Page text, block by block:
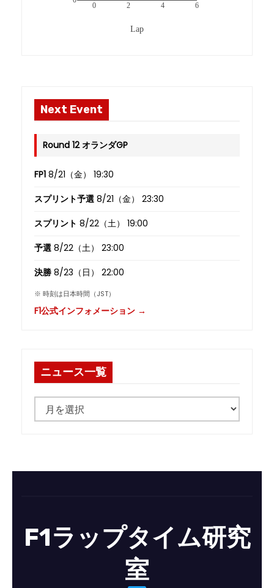
0 2 4 6
Lap
Next Event
Round 12 オランダGP
FP1 8/21（金） 19:30
スプリント予選 8/21（金） 23:30
スプリント 8/22（土） 19:00
予選 8/22（土） 23:00
決勝 8/23（日） 22:00
※ 時刻は日本時間（JST）
F1公式インフォメーション →
ニュース一覧
ュ
一
F1ラップタイム研究
室